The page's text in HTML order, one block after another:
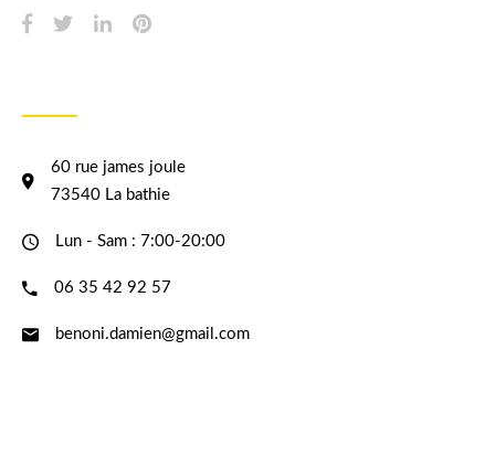
60 rue james joule
73540 La bathie
Lun - Sam : 7:00-20:00
06 35 42 92 57
benoni.damien@gmail.com